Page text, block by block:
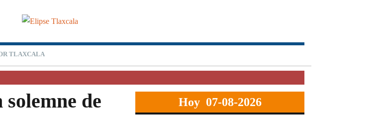
TLAXCALA
de
Hoy 07-08-2026